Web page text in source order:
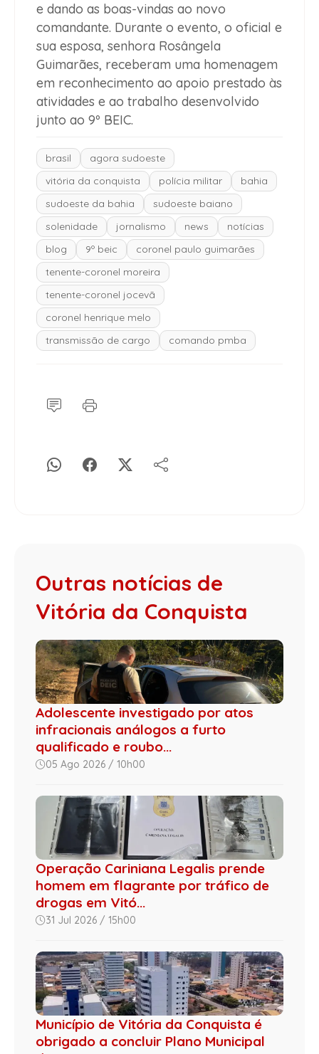
e dando as boas-vindas ao novo
comandante. Durante o evento, o oficial e
sua esposa, senhora Rosângela
Guimarães, receberam uma homenagem
em reconhecimento ao apoio prestado às
atividades e ao trabalho desenvolvido
junto ao 9º BEIC.
brasil
agora sudoeste
vitória da conquista
polícia militar
bahia
sudoeste da bahia
sudoeste baiano
solenidade
jornalismo news
notícias
blog
9º beic
coronel paulo guimarães
tenente-coronel moreira
tenente-coronel jocevã
coronel henrique melo
transmissão de cargo
comando pmba
Outras notícias de
Vitória da Conquista
Adolescente investigado por atos
infracionais análogos a furto
qualificado e roubo...
05 Ago 2026 / 10h00
Operação Cariniana Legalis prende
homem em flagrante por tráfico de
drogas em Vitó...
31 Jul 2026 / 15h00
Município de Vitória da Conquista é
obrigado a concluir Plano Municipal